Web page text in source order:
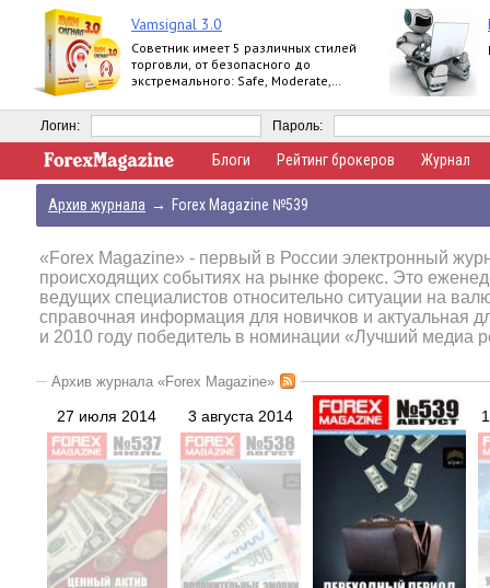
Vamsignal 3.0
Советник имеет 5 различных стилей
торговли, от безопасного до
экстремального: Safe, Moderate,
Логин: Пароль:
Блоги Рейтинг брокеров Журнал
Архив журнала → Forex Magazine №539
«Forex Magazine» - первый в России электронный
происходящих событиях на рынке форекс. Это
ведущих специалистов относительно ситуации на
справочная информация для новичков и актуальная
и 2010 году победитель в номинации «Лучший медиа
Архив журнала «Forex Magazine»
27 июля 2014 3 августа 2014